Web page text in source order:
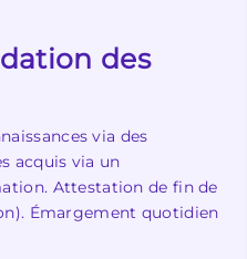
des
via des
acquis via un
Attestation de fin de
Émargement quotidien